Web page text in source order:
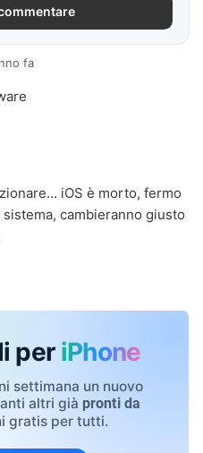
fa
iOS è morto, fermo
cambieranno giusto
per iPhone
settimana un nuovo
altri già pronti da
gratis per tutti.